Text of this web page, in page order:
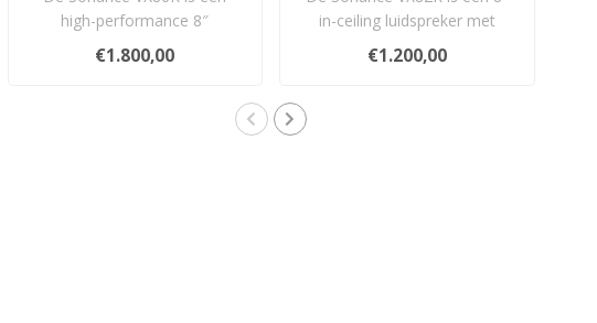
high-performance 8″
plafondspeaker met
Kevlar/Nomex wo..
€1.800,00
in-ceiling luidspreker met
geavanceerde waveguide e..
€1.200,00